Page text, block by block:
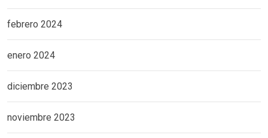
febrero 2024
enero 2024
diciembre 2023
noviembre 2023